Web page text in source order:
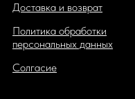
Доставка и возврат
Политика обработки
персональных данных
Солгасие